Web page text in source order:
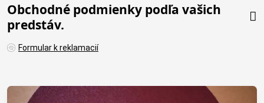
Obchodné podmienky podľa vašich
predstáv.
Formular k reklamacií